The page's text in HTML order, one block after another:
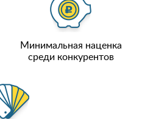
Минимальная наценка
среди конкурентов